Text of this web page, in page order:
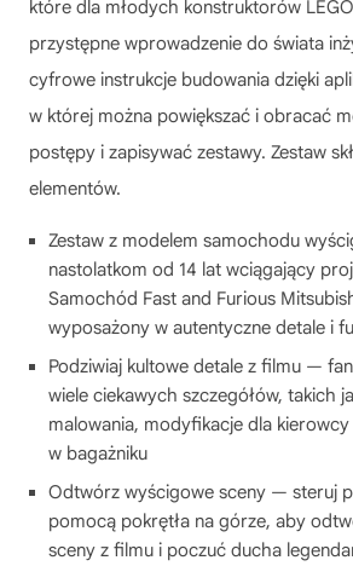
które dla młodych konstruktorów
przystępne wprowadzenie do świata
cyfrowe instrukcje budowania dzięki
w której można powiększać i obracać
postępy i zapisywać zestawy. Zestaw
elementów.
Zestaw z modelem samochodu
nastolatkom od 14 lat wciągający
Samochód Fast and Furious
wyposażony w autentyczne detale i
Podziwiaj kultowe detale z filmu —
wiele ciekawych szczegółów, takich
malowania, modyfikacje dla
w bagażniku
Odtwórz wyścigowe sceny — steruj
pomocą pokrętła na górze, aby
sceny z filmu i poczuć ducha